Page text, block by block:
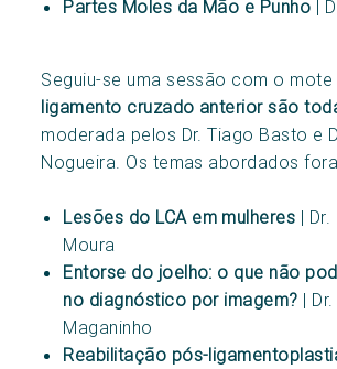
Partes Moles da Mão e Punho |
Seguiu-se uma sessão com o mote
ligamento cruzado anterior são
moderada pelos Dr. Tiago Basto e
Nogueira. Os temas abordados
Lesões do LCA em mulheres |
Moura
Entorse do joelho: o que não
no diagnóstico por imagem? |
Maganinho
Reabilitação pós-